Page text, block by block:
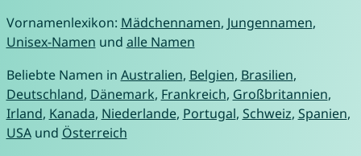
Vornamenlexikon: Mädchennamen, Jungennamen,
Unisex-Namen und alle Namen
Beliebte Namen in Australien, Belgien, Brasilien,
Deutschland, Dänemark, Frankreich, Großbritannien,
Irland, Kanada, Niederlande, Portugal, Schweiz, Spanien,
USAund Österreich